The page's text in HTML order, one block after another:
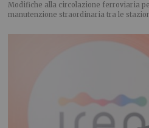
Modifiche alla circolazione ferroviaria
manutenzione straordinaria tra le